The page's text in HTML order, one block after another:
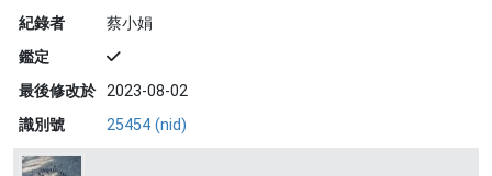
紀錄者
蔡小娟
鑑定
最後修改於 2023-08-02
識別號
25454 (nid)